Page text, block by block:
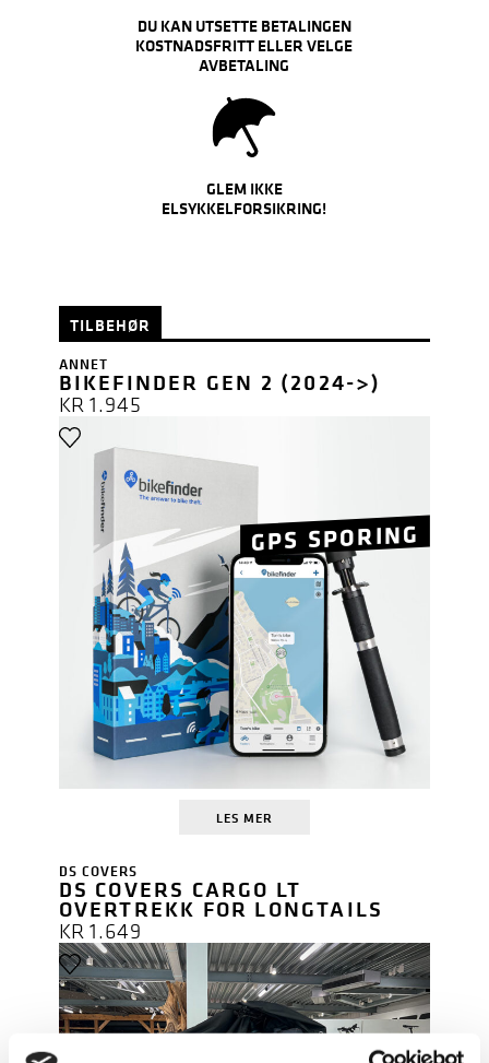
DU KAN UTSETTE BETALINGEN
KOSTNADSFRITT ELLER VELGE
AVBETALING
GLEM IKKE
ELSYKKELFORSIKRING!
TILBEHØR
GPS SPORING
ANNET
BIKEFINDER GEN 2 (2024->)
KR1.945
LES MER
DS COVERS
DS COVERS CARGO LT
OVERTREKK FOR LONGTAILS
KR1.649